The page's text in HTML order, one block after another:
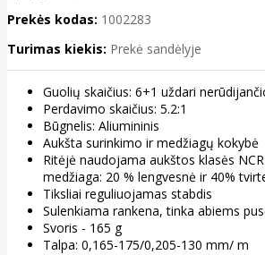
Prekės kodas: 1002283
Turimas kiekis: Prekė sandėlyje
Guolių skaičius: 6+1 uždari
Perdavimo skaičius: 5.2:1
Būgnelis: Aliumininis
Aukšta surinkimo ir medžiagų kokybė
Ritėjė naudojama aukštos klasės
medžiaga: 20 % lengvesnė ir 40%
Tiksliai reguliuojamas stabdis
Sulenkiama rankena, tinka abiems
Svoris - 165 g
Talpa: 0,165-175/0,205-130 mm/ m